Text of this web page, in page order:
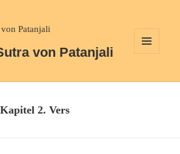
von Patanjali
2. Vers